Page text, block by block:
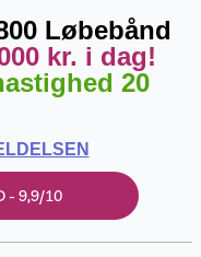
Løbebånd
kr. i dag!
20
- 9,9/10